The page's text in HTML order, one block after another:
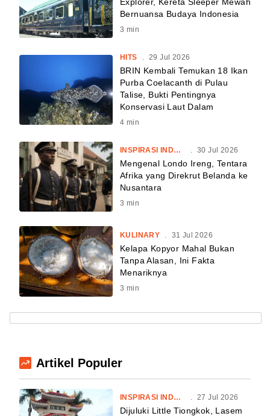
Bernuansa Budaya Indonesia
3 min
HITS . 29 Jul 2026
BRIN Kembali Temukan 18 Ikan
Purba Coelacanth di Pulau
Talise, Bukti Pentingnya
Konservasi Laut Dalam
4 min
INSPIRASI INDONESIA . 30 Jul 2026
Mengenal Londo Ireng, Tentara
Afrika yang Direkrut Belanda ke
Nusantara
3 min
KULINARY 31 Jul 2026
Kelapa Kopyor Mahal Bukan
Tanpa Alasan, Ini Fakta
Menariknya
3 min
Artikel Populer
INSPIRASI INDONESIA 27 Jul 2026
Dijuluki Little Tiongkok, Lasem